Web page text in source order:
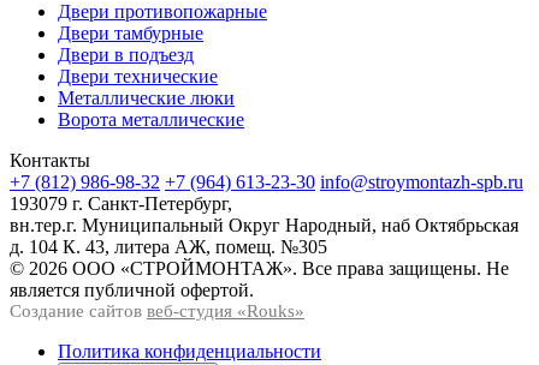
Двери противопожарные
Двери тамбурные
Двери в подъезд
Двери технические
Металлические люки
Ворота металлические
Контакты
+7 (812) 986-98-32 +7 (964) 613-23-30 info@stroymontazh-spb.ru
193079 г. Санкт-Петербург,
вн.тер.г. Муниципальный Округ Народный, наб Октябрьская
д. 104 К. 43, литера АЖ, помещ. №305
© 2026 ООО «СТРОЙМОНТАЖ». Все права защищены. Не
является публичной офертой.
Создание сайтов веб-студия «Rouks»
Политика конфиденциальности